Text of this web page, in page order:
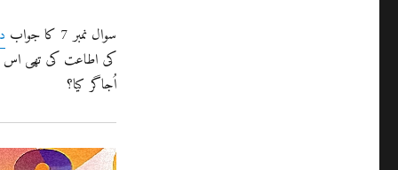
سوال نمبر 7 کا جواب
کی اطاعت کی تھی اس
اُجاگر کیا؟